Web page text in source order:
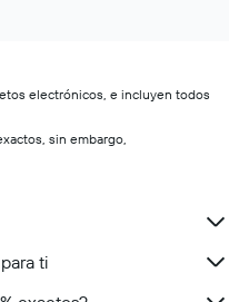
electrónicos, e incluyen todos
sin embargo,
ti